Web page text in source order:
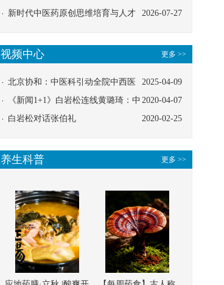
2026-07-27
新时代中医药原创思维培育与人才
更多 >>
视频中心
2025-04-09
北京协和：中医科引动全院中西医
协同
2020-04-07
《新闻1+1》白岩松连线黄璐琦：中
医救治的临床效果
2020-02-25
白岩松对话张伯礼
更多 >>
养生科普